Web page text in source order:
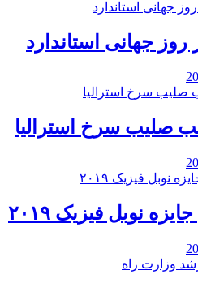
صلیب سرخ استرالیا
نوبل فیزیک ۲۰۱۹